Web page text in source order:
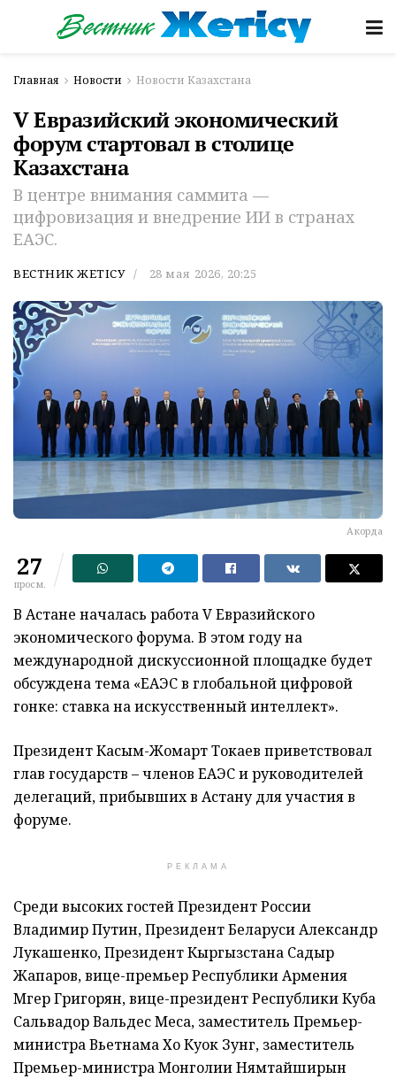
Главная Новости Новости Казахстана
V Евразийский экономический
форум стартовал в столице
Казахстана
В центре внимания саммита —
цифровизация и внедрение ИИ в странах
ЕАЭС.
ВЕСТНИК ЖЕТІСУ 28 мая 2026, 20:25
Акорда
27
просм.
В Астане началась работа V Евразийского
экономического форума. В этом году на
международной дискуссионной площадке будет
обсуждена тема «ЕАЭС в глобальной цифровой
гонке: ставка на искусственный интеллект».
Президент Касым-Жомарт Токаев приветствовал
глав государств – членов ЕАЭС и руководителей
делегаций, прибывших в Астану для участия в
форуме.
РЕКЛАМА
Среди высоких гостей Президент России
Владимир Путин, Президент Беларуси Александр
Лукашенко, Президент Кыргызстана Садыр
Жапаров, вице-премьер Республики Армения
Мгер Григорян, вице-президент Республики Куба
Сальвадор Вальдес Меса, заместитель Премьер-
министра Вьетнама Хо Куок Зунг, заместитель
Премьер-министра Монголии Нямтайширын